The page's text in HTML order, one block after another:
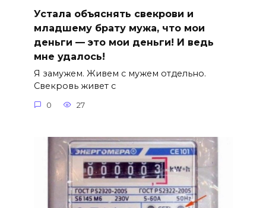
Устала объяснять свекрови и
младшему брату мужа, что мои
деньги — это мои деньги! И ведь
мне удалось!
Я замужем. Живем с мужем отдельно.
Свекровь живет с
0 27